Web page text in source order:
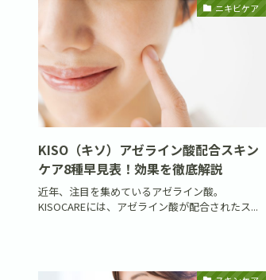
ニキビケア
KISO（キソ）アゼライン酸配合スキン
ケア8種早見表！効果を徹底解説
近年、注目を集めているアゼライン酸。
KISOCAREには、アゼライン酸が配合されたス...